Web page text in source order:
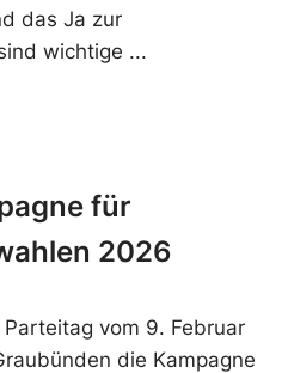
das Ja zur
wichtige
für
2026
vom 9. Februar
die Kampagne